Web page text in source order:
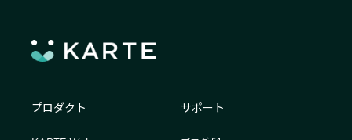
プロダクト サポート